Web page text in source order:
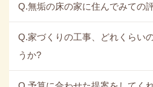
Q.無垢の床の家に住んでみての
Q.家づくりの工事、どれくらい
うか?